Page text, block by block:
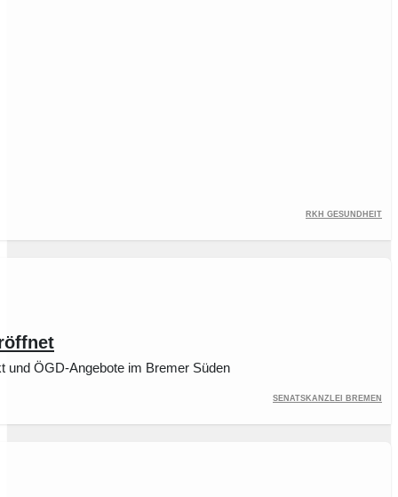
RKH Gesundheit
und ÖGD-Angebote im Bremer Süden
Senatskanzlei Bremen